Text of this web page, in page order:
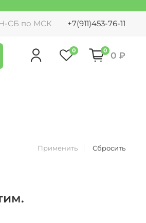
СБ по МСК +7(911)453-76-11
0 0 0 ₽
Применить Сбросить